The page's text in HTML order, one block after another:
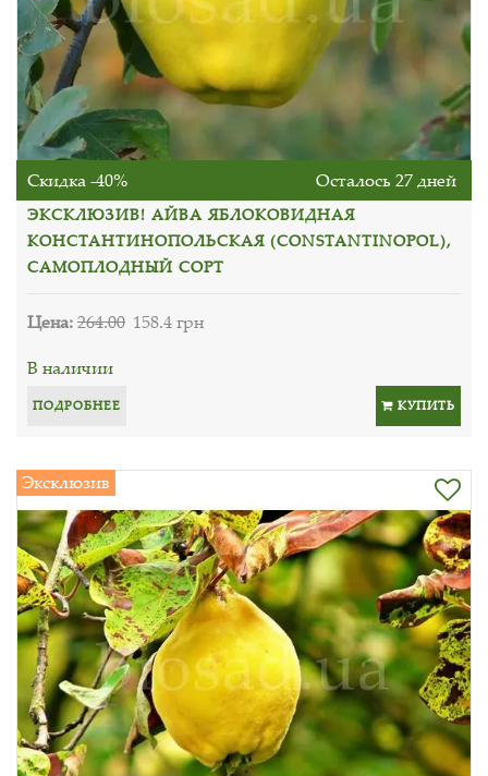
Скидка -40% Осталось 27 дней
ЭКСКЛЮЗИВ! АЙВА ЯБЛОКОВИДНАЯ
КОНСТАНТИНОПОЛЬСКАЯ (CONSTANTINOPOL),
САМОПЛОДНЫЙ СОРТ
Цена:264.00 158.4 грн
В наличии
ПОДРОБНЕЕ КУПИТЬ
Эксклюзив